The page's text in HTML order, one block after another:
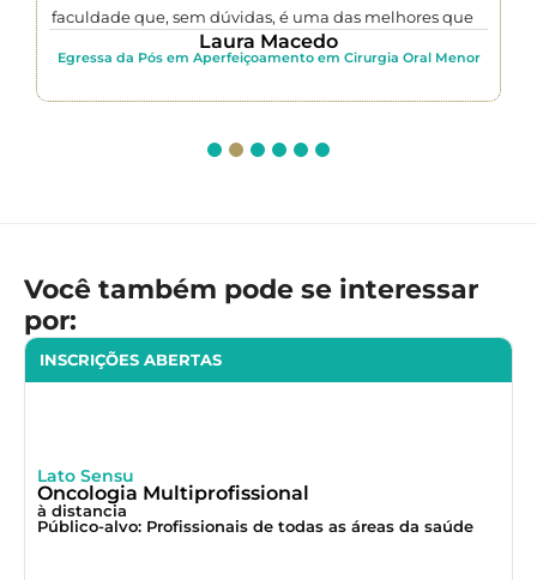
faculdade que, sem dúvidas, é uma das melhores que
eu já vi. Tudo isso me prepara muito para o mercado
consultório. Para qualquer um que deseja fazer uma
Laura Macedo
Egressa da Pós em Aperfeiçoamento em Cirurgia Oral Menor
Você também pode se interessar
por:
INSCRIÇÕES ABERTAS
Lato Sensu
Oncologia Multiprofissional
à distancia
Público-alvo: Profissionais de todas as áreas da saúde